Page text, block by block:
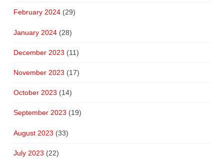
February 2024(29)
January 2024(28)
December 2023 (11)
November 2023 (17)
October 2023 (14)
September 2023 (19)
August 2023 (33)
July 2023 (22)